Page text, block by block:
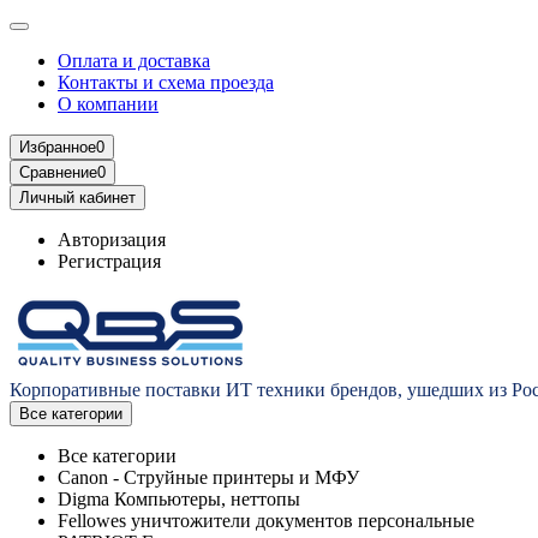
Оплата и доставка
Контакты и схема проезда
О компании
Избранное0
Сравнение0
Личный кабинет
Авторизация
Регистрация
Корпоративные поставки ИТ техники брендов, ушедших из
Все категории
Все категории
Canon - Струйные принтеры и МФУ
Digma Компьютеры, неттопы
Fellowes уничтожители документов персональные